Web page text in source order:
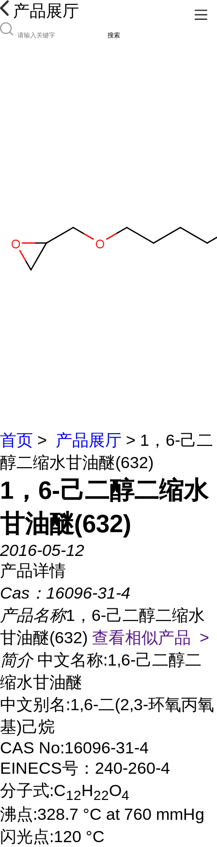
产品展厅
搜索
首页 > 产品展厅 > 1，6-己二
醇二缩水甘油醚(632)
1，6-己二醇二缩水
甘油醚(632)
2016-05-12
产品详情
Cas： 16096-31-4
产品名称1，6-己二醇二缩水
甘油醚(632) 查看相似产品 >
简介 中文名称:1,6-己二醇二
缩水甘油醚
中文别名:1,6-二(2,3-环氧丙氧
基)己烷
CAS No:16096-31-4
EINECS号：240-260-4
分子式:C12H22O4
沸点:328.7 °C at 760 mmHg
闪光点:120 °C